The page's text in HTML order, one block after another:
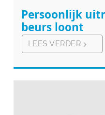
Persoonlijk
beurs loont
LEES VERDER